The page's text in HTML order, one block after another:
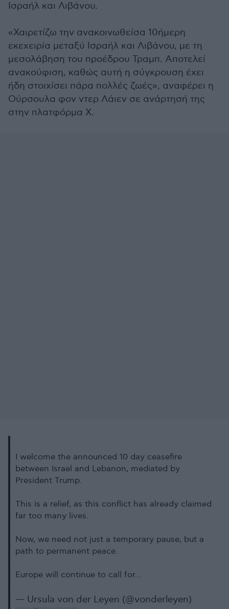
Ισραήλ και Λιβάνου.
«Χαιρετίζω την ανακοινωθείσα 10ήμερη
εκεχειρία μεταξύ Ισραήλ και Λιβάνου, με τη
μεσολάβηση του προέδρου Τραμπ. Αποτελεί
ανακούφιση, καθώς αυτή η σύγκρουση έχει
ήδη στοιχίσει πάρα πολλές ζωές», αναφέρει η
Ούρσουλα φον ντερ Λάιεν σε ανάρτησή της
στην πλατφόρμα Χ.
I welcome the announced 10 day ceasefire
between Israel and Lebanon, mediated by
President Trump.
This is a relief, as this conflict has already claimed
far too many lives.
Now, we need not just a temporary pause, but a
path to permanent peace.
Europe will continue to call for…
— Ursula von der Leyen (@vonderleyen)